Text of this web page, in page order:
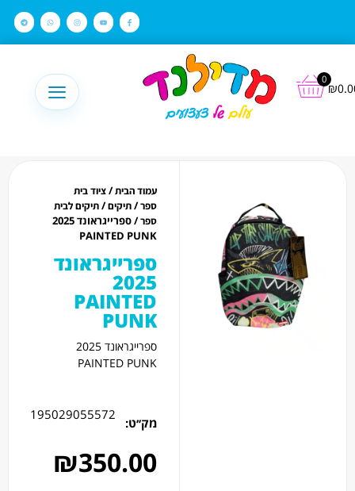
₪
0
עמוד הבית/ציוד בית
ספר/תיקים/תיקים לבית
ספר
/ ספרייגראונד 2025
PAINTED PUNK
ספרייגראונד
2025
PAINTED
PUNK
ספרייגראונד 2025
PAINTED PUNK
מק׳׳ט:
195029055572
₪350.00